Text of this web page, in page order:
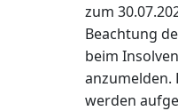
zum
Beachtung
beim
anzumelden.
werden